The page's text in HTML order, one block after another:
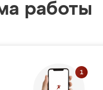
работы